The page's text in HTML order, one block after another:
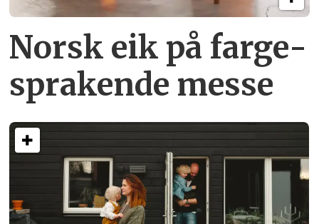
Norsk eik på farge­
sprakende messe